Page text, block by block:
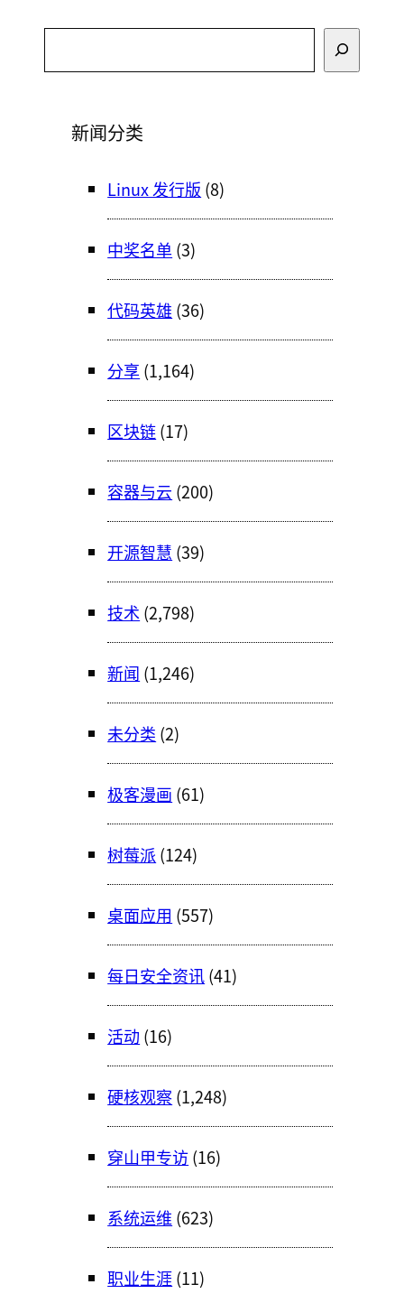
索
新闻分类
Linux 发行版 (8)
中奖名单 (3)
代码英雄 (36)
分享 (1,164)
区块链(17)
容器与云 (200)
开源智慧 (39)
技术 (2,798)
新闻 (1,246)
未分类 (2)
极客漫画 (61)
树莓派 (124)
桌面应用 (557)
每日安全资讯(41)
活动 (16)
硬核观察(1,248)
穿山甲专访(16)
系统运维(623)
职业生涯(11)